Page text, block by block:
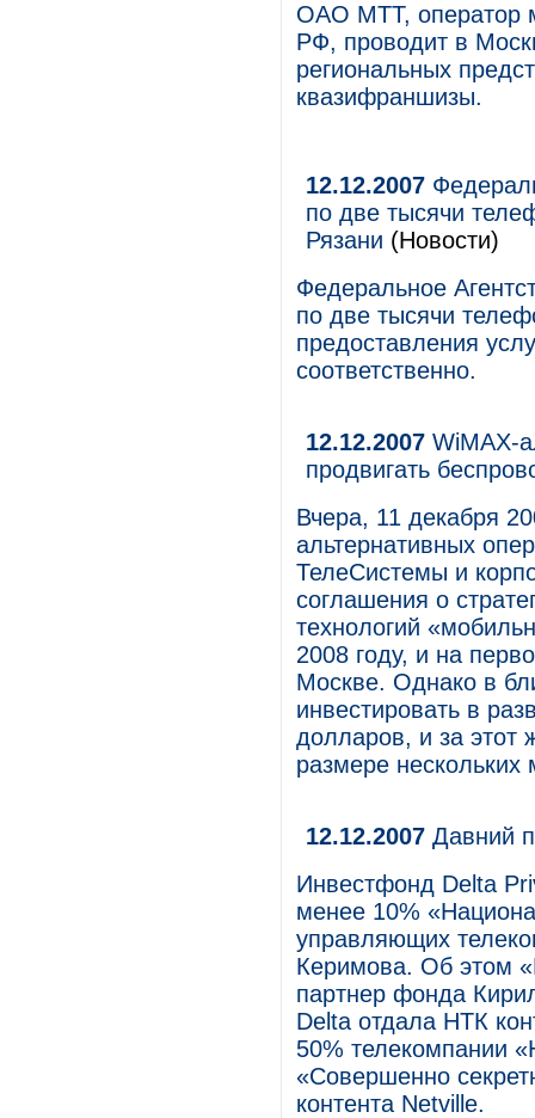
ОАО МТТ, оператор
РФ, проводит в
региональных
квазифраншизы.
12.12.2007
по две тысячи
Рязани (Новости)
Федеральное
по две тысячи
предоставления
соответственно.
12.12.2007 WiMAX-
продвигать
Вчера, 11 декабря
альтернативных
ТелеСистемы и
соглашения о
технологий
2008 году, и на
Москве. Однако в
инвестировать в
долларов, и за этот
размере
12.12.2007 Давний
Инвестфонд Delta
менее 10%
управляющих
Керимова. Об этом
партнер фонда
Delta отдала НТК
50% телекомпании
«Совершенно
контента Netville.